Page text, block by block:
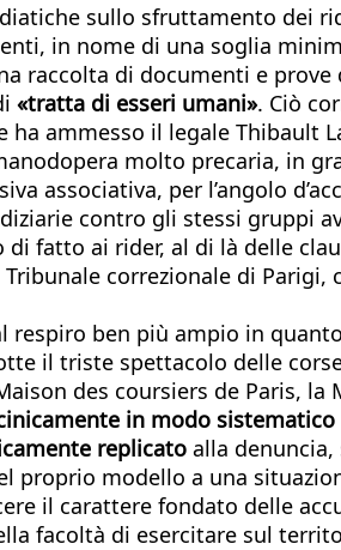
sullo sfruttamento dei
in nome di una soglia
raccolta di documenti e prove
«tratta di esseri umani». Ciò
ha ammesso il legale
molto precaria, in
associativa, per l’angolo
contro gli stessi gruppi
fatto ai rider, al di là delle
correzionale di
respiro ben più ampio in
il triste spettacolo delle
des coursiers de Paris, la
in modo
replicato alla denuncia,
proprio modello a una
il carattere fondato delle
facoltà di esercitare sul